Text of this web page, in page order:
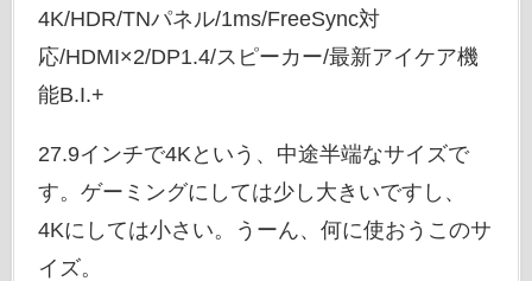
4K/HDR/TNパネル/1ms/FreeSync対
応/HDMI×2/DP1.4/スピーカー/最新アイケア機
能B.I.+
27.9インチで4Kという、中途半端なサイズで
す。ゲーミングにしては少し大きいですし、
4Kにしては小さい。うーん、何に使おうこのサ
イズ。